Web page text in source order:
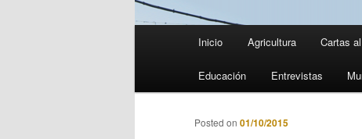
Inicio Agricultura Cartas
Educación Entrevistas
Posted on 01/10/2015